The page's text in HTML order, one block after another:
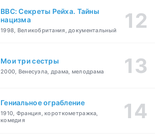
BBC: Секреты Рейха. Тайны
нацизма
1998, Великобритания, документальный
Мои три сестры
2000, Венесуэла, драма, мелодрама
Гениальное ограбление
1910, Франция, короткометражка,
комедия